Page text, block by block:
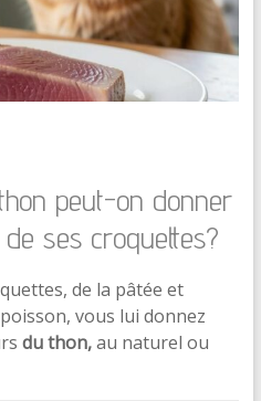
peut-on donner
ses croquettes?
de la pâtée et
vous lui donnez
du thon,au naturel ou